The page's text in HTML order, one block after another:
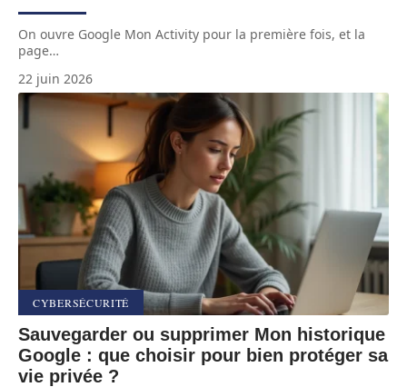
On ouvre Google Mon Activity pour la première fois, et la
page…
22 juin 2026
CYBERSÉCURITÉ
Sauvegarder ou supprimer Mon historique
Google : que choisir pour bien protéger sa
vie privée ?